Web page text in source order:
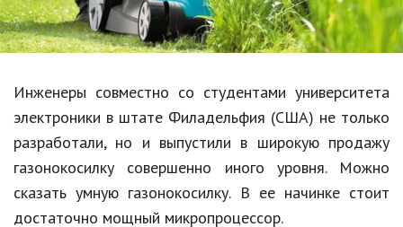
Культура
Авто, мото
Спорт
Знаменитости
Статьи
Инженеры совместно со студентами университета
электроники в штате Филадельфия (США) не только
разработали, но и выпустили в широкую продажу
газонокосилку совершенно иного уровня. Можно
сказать умную газонокосилку. В ее начинке стоит
достаточно мощный микропроцессор.